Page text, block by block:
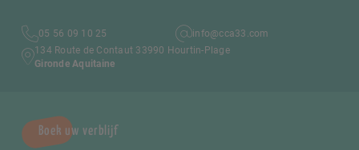
05 56 09 10 25
info@cca33.com
134 Route de Contaut 33990 Hourtin-Plage
Gironde Aquitaine
Boek uw verblijf